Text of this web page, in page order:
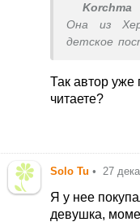
Korchma
Она из
детское
Так автор
читаете?
Solo Tu • 27
Я у нее
девушка,